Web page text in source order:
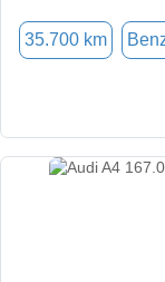
35.700 km